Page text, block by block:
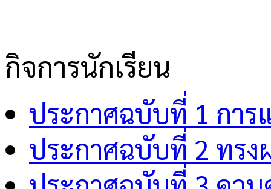
กิจการนักเรียน
ประกาศฉบับที่ 1 การ
ประกาศฉบับที่ 2 ทรง